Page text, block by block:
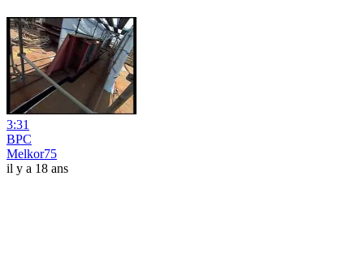
3:31
BPC
Melkor75
il y a 18 ans